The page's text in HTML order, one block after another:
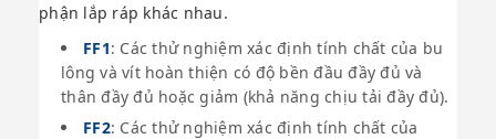
phận lắp ráp khác nhau.
FF1: Các thử nghiệm xác định tính chất của bu
lông và vít hoàn thiện có độ bền đầu đầy đủ và
thân đầy đủ hoặc giảm (khả năng chịu tải đầy đủ).
FF2: Các thử nghiệm xác định tính chất của